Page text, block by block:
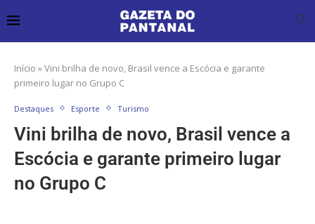
Início »Vini brilha de novo, Brasil vence a Escócia e garante
primeiro lugar no Grupo C
Destaques Esporte Turismo
Vini brilha de novo, Brasil vence a
Escócia e garante primeiro lugar
no Grupo C